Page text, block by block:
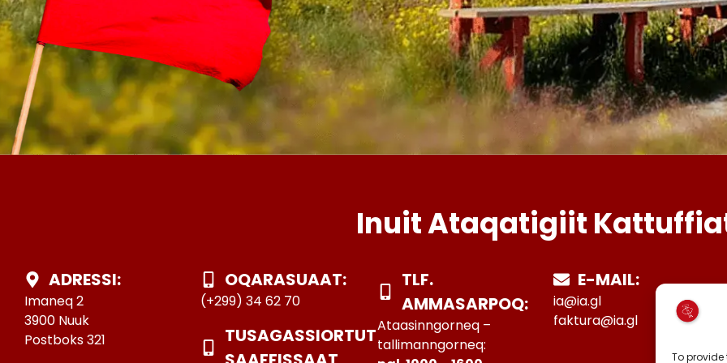
To provide
Inuit Ataqatigiit
ADRESSI:
Imaneq 2
3900 Nuuk
Postboks 321
OQARASUAAT:
(+299) 34 62 70
TUSAGASSIORTUT
TLF.
AMMASARPOQ:
Ataasinngorneq –
tallimanngorneq:
E-MAIL:
ia@ia.gl
faktura@ia.gl